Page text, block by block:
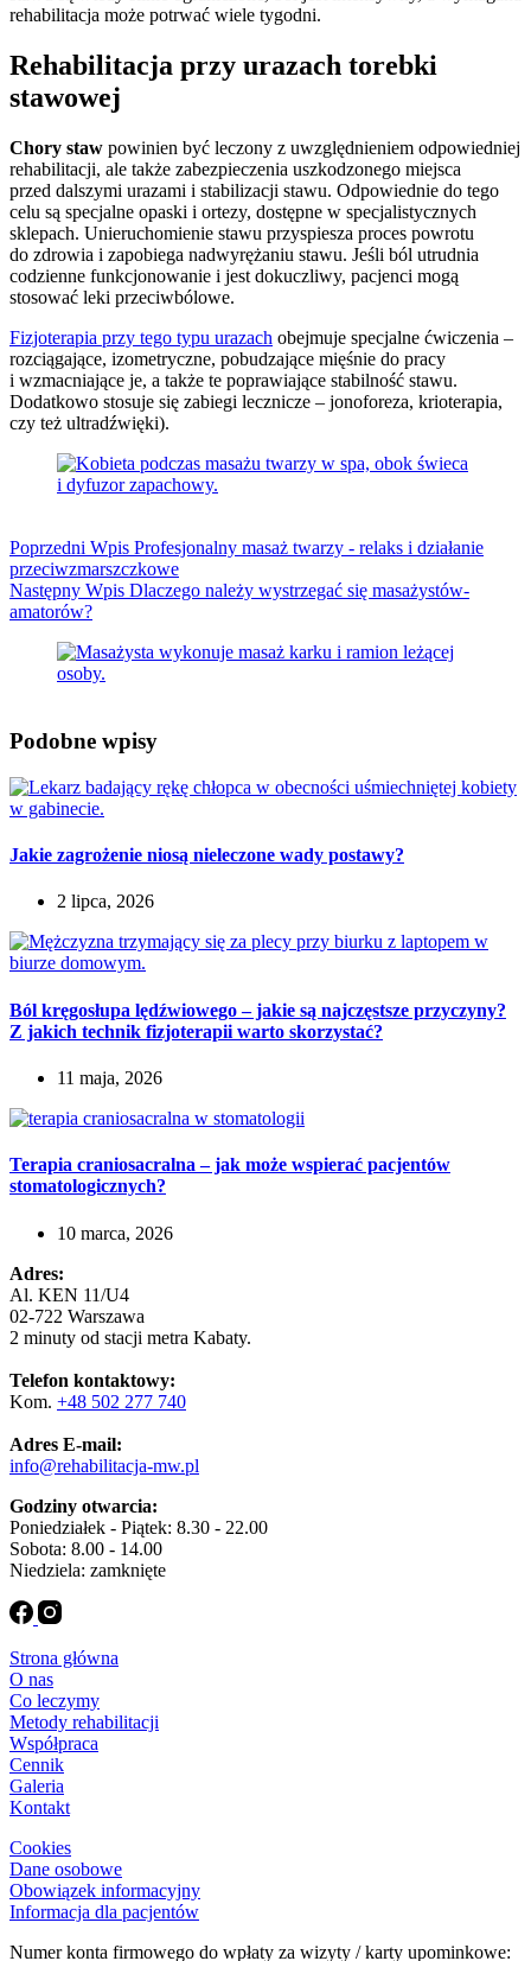
rehabilitacja może potrwać wiele tygodni.
Rehabilitacja przy urazach torebki
stawowej
Chory staw powinien być leczony z uwzględnieniem odpowiedniej
rehabilitacji, ale także zabezpieczenia uszkodzonego miejsca
przed dalszymi urazami i stabilizacji stawu. Odpowiednie do tego
celu są specjalne opaski i ortezy, dostępne w specjalistycznych
sklepach. Unieruchomienie stawu przyspiesza proces powrotu
do zdrowia i zapobiega nadwyrężaniu stawu. Jeśli ból utrudnia
codzienne funkcjonowanie i jest dokuczliwy, pacjenci mogą
stosować leki przeciwbólowe.
Fizjoterapia przy tego typu urazach obejmuje specjalne ćwiczenia –
rozciągające, izometryczne, pobudzające mięśnie do pracy
i wzmacniające je, a także te poprawiające stabilność stawu.
Dodatkowo stosuje się zabiegi lecznicze – jonoforeza, krioterapia,
czy też ultradźwięki).
Poprzedni Wpis Profesjonalny masaż twarzy - relaks i działanie
przeciwzmarszczkowe
Następny Wpis Dlaczego należy wystrzegać się masażystów-
amatorów?
Podobne wpisy
Jakie zagrożenie niosą nieleczone wady postawy?
2 lipca, 2026
Ból kręgosłupa lędźwiowego – jakie są najczęstsze przyczyny?
Z jakich technik fizjoterapii warto skorzystać?
11 maja, 2026
Terapia craniosacralna – jak może wspierać pacjentów
stomatologicznych?
10 marca, 2026
Adres:
Al. KEN 11/U4
02-722 Warszawa
2 minuty od stacji metra Kabaty.
Telefon kontaktowy:
Kom. +48 502 277 740
Adres E-mail:
info@rehabilitacja-mw.pl
Godziny otwarcia:
Poniedziałek - Piątek: 8.30 - 22.00
Sobota: 8.00 - 14.00
Niedziela: zamknięte
Strona główna
O nas
Co leczymy
Metody rehabilitacji
Współpraca
Cennik
Galeria
Kontakt
Cookies
Dane osobowe
Obowiązek informacyjny
Informacja dla pacjentów
Numer konta firmowego do wpłaty za wizyty / karty upominkowe: